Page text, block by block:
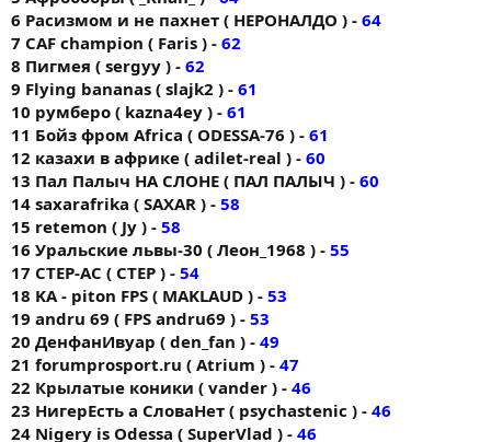
6 Расизмом и не пахнет ( НЕРОНАЛДО ) - 64
7 CAF champion ( Faris ) - 62
8 Пигмея ( sergyy ) - 62
9 Flying bananas ( slajk2 ) - 61
10 румберо ( kazna4ey ) - 61
11 Бойз фром Africa ( ODESSA-76 ) - 61
12 казахи в африке ( adilet-real ) - 60
13 Пал Палыч НА СЛОНЕ ( ПАЛ ПАЛЫЧ ) - 60
14 saxarafrika ( SAXAR ) - 58
15 retemon ( Jy ) - 58
16 Уральские львы-30 ( Леон_1968 ) - 55
17 CTEP-AC ( CTEP ) - 54
18 KA - piton FPS ( MAKLAUD ) - 53
19 andru 69 ( FPS andru69 ) - 53
20 ДенфанИвуар ( den_fan ) - 49
21 forumprоsport.ru ( Atrium ) - 47
22 Крылатые коники ( vander ) - 46
23 НигерЕсть а СловаНет ( psychastenic ) - 46
24 Nigery is Odessa ( SuperVlad ) - 46